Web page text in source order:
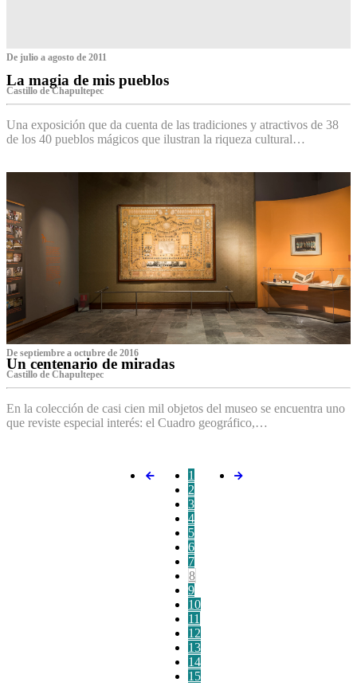
De julio a agosto de 2011
La magia de mis pueblos
Castillo de Chapultepec
Una exposición que da cuenta de las tradiciones y atractivos de 38
de los 40 pueblos mágicos que ilustran la riqueza cultural…
De septiembre a octubre de 2016
Un centenario de miradas
Castillo de Chapultepec
En la colección de casi cien mil objetos del museo se encuentra uno
que reviste especial interés: el Cuadro geográfico,…
1
2
3
4
5
6
7
8
9
10
11
12
13
14
15